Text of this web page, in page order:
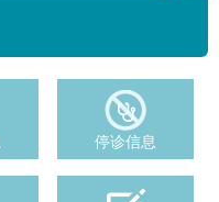
停诊信息